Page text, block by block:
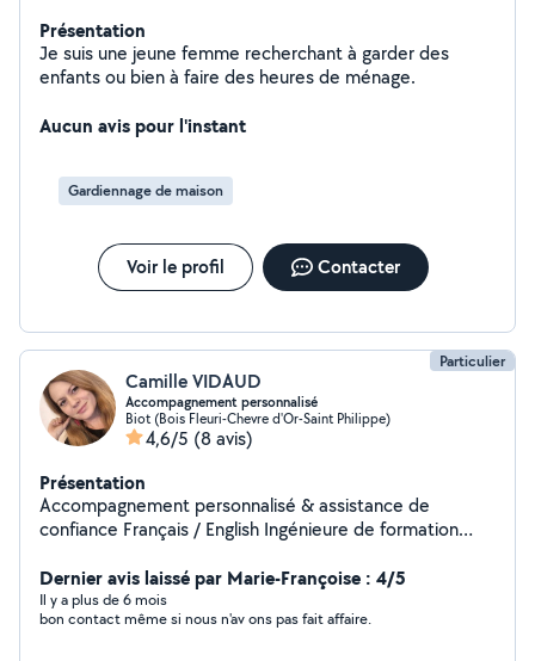
Présentation
Je suis une jeune femme recherchant à garder des
enfants ou bien à faire des heures de ménage.
Aucun avis pour l'instant
Gardiennage de maison
Voir le profil Contacter
Particulier
Camille VIDAUD
Accompagnement personnalisé
Biot (Bois Fleuri-Chevre d'Or-Saint Philippe)
4,6/5 (8 avis)
Présentation
Accompagnement personnalisé & assistance de
confiance Français / English Ingénieure de formation
internationaux, je propose un accompagnement
personnalisé, discret et fiable pour vous simplifier le
quotidien. Je vous accompagne dans vos démarches
Dernier avis laissé par Marie-Françoise : 4/5
Il y a plus de 6 mois
bon contact même si nous n'av ons pas fait affaire.